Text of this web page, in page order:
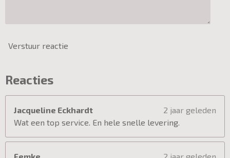
Verstuur reactie
Reacties
Jacqueline Eckhardt
2 jaar geleden
Wat een top service. En hele snelle levering.